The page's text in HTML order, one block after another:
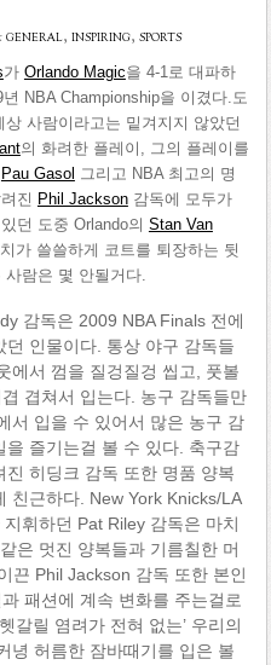
general, inspiring, sports
가 Orlando Magic을 4-1로 대파하
년 NBA Championship을 이겼다.도
상 사람이라고는 밑겨지지 않았던
의 화려한 플레이, 그의 플레이를
Pau Gasol 그리고 NBA 최고의 명
진 Phil Jackson감독에 모두가
던 도중 Orlando의 Stan Van
가 쓸쓸하게 코트를 퇴장하는 뒷
사람은 몇 안될거다.
감독은 2009 NBA Finals 전에
인물이다. 통상 야구 감독들
에서 껌을 질겅질겅 씹고, 풋볼
겹쳐서 입는다. 농구 감독들만
서 입을 수 있어서 많은 농구 감
즐기는걸 볼 수 있다. 축구감
히딩크 감독 또한 명품 양복
친근하다. New York Knicks/LA
휘하던 Pat Riley 감독은 마치
은 멋진 양복들과 기름칠한 머
끈 Phil Jackson 감독 또한 본인
패션에 계속 변화를 주는걸로
갈릴 염려가 전혀 없는’ 우리의
녕 허름한 잠바때기를 입은 볼